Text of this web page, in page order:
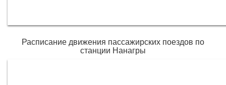
Расписание движения пассажирских поездов по
станции Нанагры